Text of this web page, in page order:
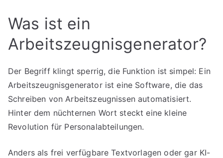
Was ist ein
Arbeitszeugnisgenerator?
Der Begriff klingt sperrig, die Funktion ist simpel: Ein
Arbeitszeugnisgenerator ist eine Software, die das
Schreiben von Arbeitszeugnissen automatisiert.
Hinter dem nüchternen Wort steckt eine kleine
Revolution für Personalabteilungen.
Anders als frei verfügbare Textvorlagen oder gar KI-